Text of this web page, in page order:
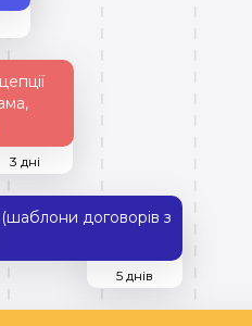
5 днів
3 дні
договорів з